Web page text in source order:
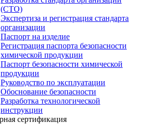
(СТО)
Экспертиза и регистрация стандарта
организации
Паспорт на изделие
Регистрация паспорта безопасности
химической продукции
Паспорт безопасности химической
продукции
Руководство по эксплуатации
Обоснование безопасности
Разработка технологической
инструкции
сертификация